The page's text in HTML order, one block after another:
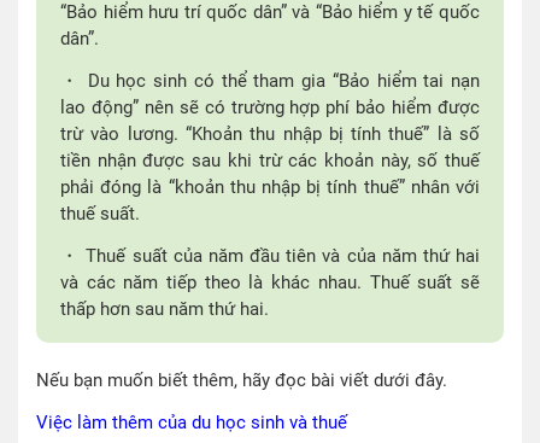
“Bảo hiểm hưu trí quốc dân” và “Bảo hiểm y tế quốc
dân”.
・ Du học sinh có thể tham gia “Bảo hiểm tai nạn
lao động” nên sẽ có trường hợp phí bảo hiểm được
trừ vào lương. “Khoản thu nhập bị tính thuế” là số
tiền nhận được sau khi trừ các khoản này, số thuế
phải đóng là “khoản thu nhập bị tính thuế” nhân với
thuế suất.
・ Thuế suất của năm đầu tiên và của năm thứ hai
và các năm tiếp theo là khác nhau. Thuế suất sẽ
thấp hơn sau năm thứ hai.
Nếu bạn muốn biết thêm, hãy đọc bài viết dưới đây.
Việc làm thêm của du học sinh và thuế